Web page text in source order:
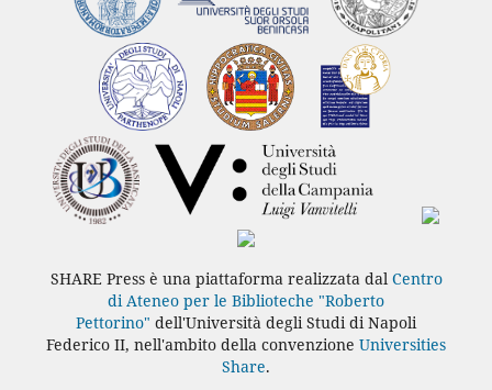
SHARE Press è una piattaforma realizzata dal Centro
di Ateneo per le Biblioteche "Roberto
Pettorino" dell'Università degli Studi di Napoli
Federico II, nell'ambito della convenzione Universities
Share.